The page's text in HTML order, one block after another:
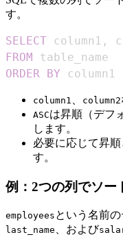
す。
SELECT column1 ,
FROM
ORDER BY column1
column1 column2
ASCは昇順（デフ
します。
必要に応じて昇
す。
例：2つの列でソー
employees という名前の
last_name 、および